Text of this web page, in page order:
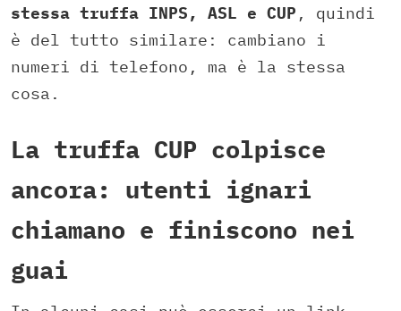
stessa truffa INPS, ASL e CUP , quindi
è del tutto similare: cambiano i
numeri di telefono, ma è la stessa
cosa.
La truffa CUP colpisce
ancora: utenti ignari
chiamano e finiscono nei
guai